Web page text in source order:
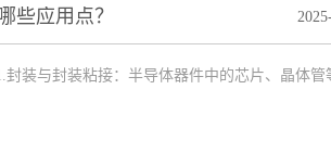
些应用点？
装与封装粘接：半导体器件中的芯片、晶体管